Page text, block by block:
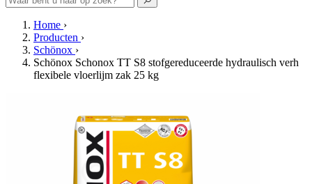
Home ›
Producten ›
Schönox ›
Schönox Schonox TT S8 stofgereduceerde hydraulisch verh
flexibele vloerlijm zak 25 kg